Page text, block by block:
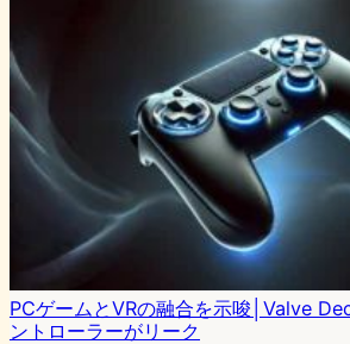
PCゲームとVRの融合を示唆│Valve
ントローラーがリーク